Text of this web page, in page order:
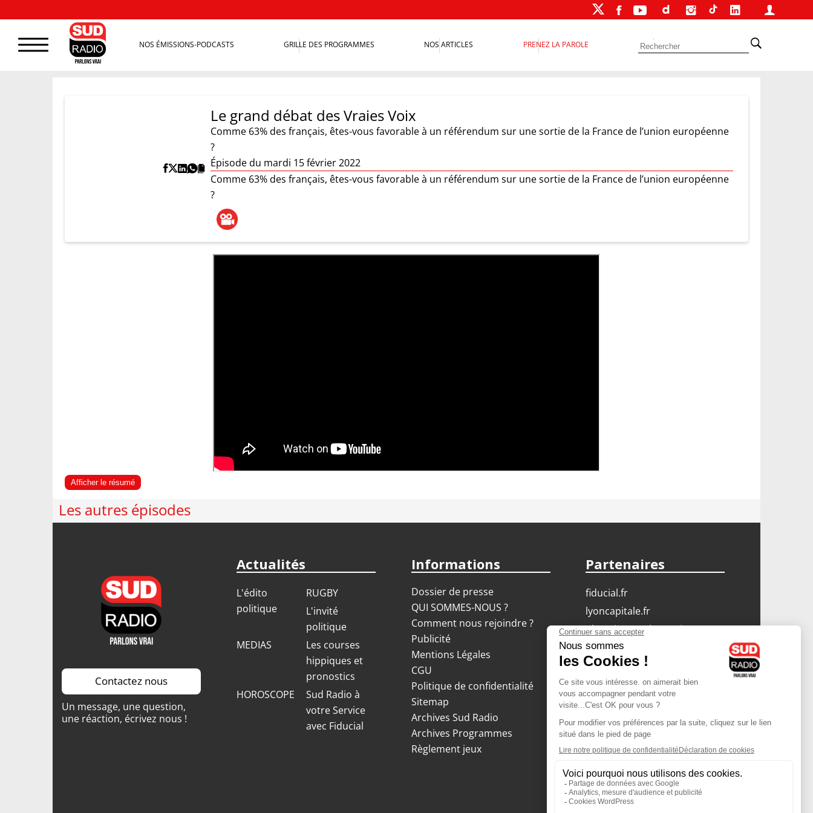
NOS ÉMISSIONS-PODCASTS GRILLE DES PROGRAMMES NOS ARTICLES PRENEZ LA PAROLE
Le grand débat des Vraies Voix
Comme 63% des français, êtes-vous favorable à un référendum sur une sortie de la France de l’union européenne
?
Épisode du mardi 15 février 2022
Comme 63% des français, êtes-vous favorable à un référendum sur une sortie de la France de l’union européenne
?
Afficher le résumé
Les autres épisodes
Contactez nous
Un message, une question,
une réaction, écrivez nous !
Actualités
L'édito
politique
RUGBY
L'invité
politique
MEDIAS
Les courses
hippiques et
pronostics
HOROSCOPE
Sud Radio à
votre Service
avec Fiducial
Informations
Dossier de presse
QUI SOMMES-NOUS ?
Comment nous rejoindre ?
Publicité
Mentions Légales
CGU
Politique de confidentialité
Sitemap
Archives Sud Radio
Archives Programmes
Règlement jeux
Partenaires
fiducial.fr
lyoncapitale.fr
olympique-et-lyonnais.com
L'application Iphone
/ Android
Téléchargez l'application
Les cookies
Gestion des cookies